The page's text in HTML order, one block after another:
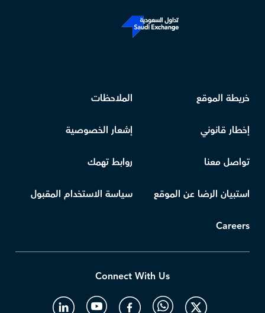
خريطة الموقع الملاحظات
إخطار قانوني إشعار الخصوصية
تواصل معنا روابط تهمك
استبيان الرضا عن الموقع سياسة الاستخدام المقبول
Careers
Connect With Us